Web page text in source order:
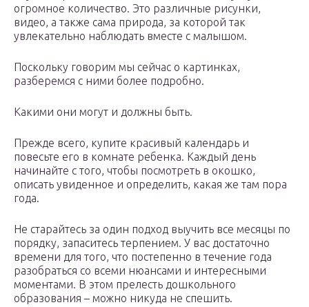
огромное количество. Это различные рисунки,
видео, а также сама природа, за которой так
увлекательно наблюдать вместе с малышом.
Поскольку говорим мы сейчас о картинках,
разберемся с ними более подробно.
Какими они могут и должны быть.
Прежде всего, купите красивый календарь и
повесьте его в комнате ребенка. Каждый день
начинайте с того, чтобы посмотреть в окошко,
описать увиденное и определить, какая же там пора
года.
Не старайтесь за один подход выучить все месяцы по
порядку, запаситесь терпением. У вас достаточно
времени для того, что постепенно в течение года
разобраться со всеми нюансами и интересными
моментами. В этом прелесть дошкольного
образования – можно никуда не спешить.